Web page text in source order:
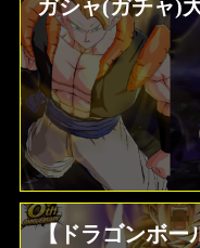
ガシャ(ガチャ)大当たり演出まとめ【7/8更
【ドラゴンボールレジェンズ】全キャラク